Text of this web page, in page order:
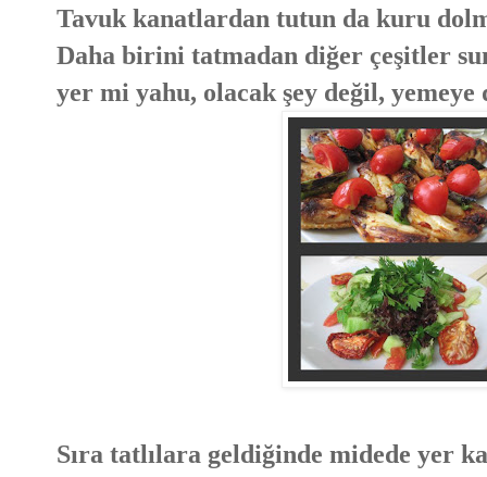
Tavuk kanatlardan tutun da kuru
Daha birini tatmadan diğer çeşitler
yer mi yahu, olacak şey değil, yemeye
Sıra tatlılara geldiğinde midede yer